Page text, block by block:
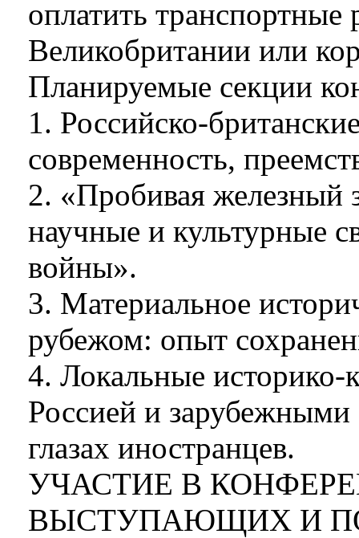
оплатить транспортные
Великобритании или
Планируемые секции
1. Российско-
современность,
2. «Пробивая железный
научные и культурные
войны».
3. Материальное
рубежом: опыт
4. Локальные историко-
Россией и зарубежными
глазах иностранцев.
УЧАСТИЕ В
ВЫСТУПАЮЩИХ И